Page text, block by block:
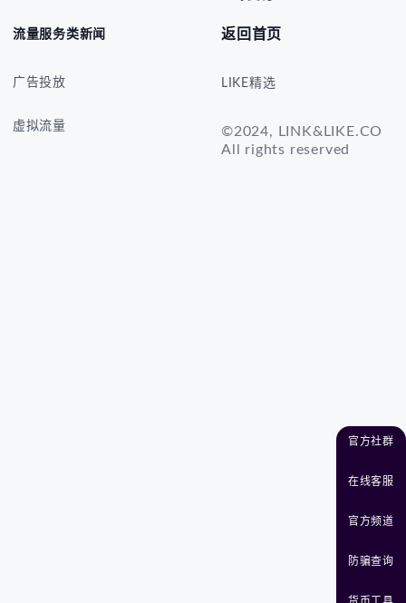
官方社群
在线客服
官方频道
防骗查询
流量服务类新闻
广告投放
虚拟流量
返回首页
LIKE精选
©2024, LINK&LIKE.CO
All rights reserved